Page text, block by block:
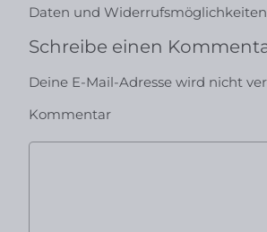
Daten und
Schreibe einen
Deine E-Mail-Adresse wird nicht
Kommentar